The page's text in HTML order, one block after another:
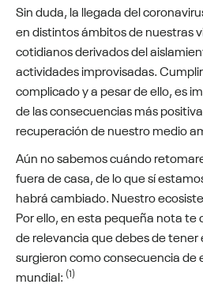
Sin duda, la llegada del
en distintos ámbitos de nuestras
cotidianos derivados del
actividades improvisadas.
complicado y a pesar de ello, es
de las consecuencias más
recuperación de nuestro medio
Aún no sabemos cuándo
fuera de casa, de lo que sí
habrá cambiado. Nuestro
Por ello, en esta pequeña nota
de relevancia que debes de tener
surgieron como consecuencia de
mundial: (1)